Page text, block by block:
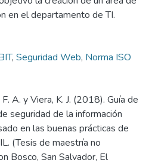
en el departamento de TI.
, Seguridad Web, Norma ISO
F. A. y Viera, K. J. (2018). Guía de
seguridad de la información
en las buenas prácticas de
(Tesis de maestría no
Bosco, San Salvador, El